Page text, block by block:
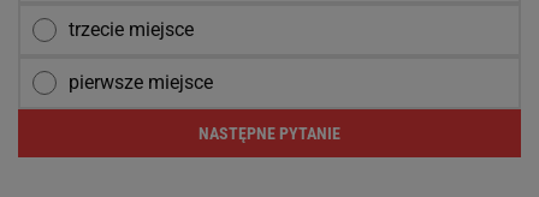
trzecie miejsce
pierwsze miejsce
NASTĘPNE PYTANIE